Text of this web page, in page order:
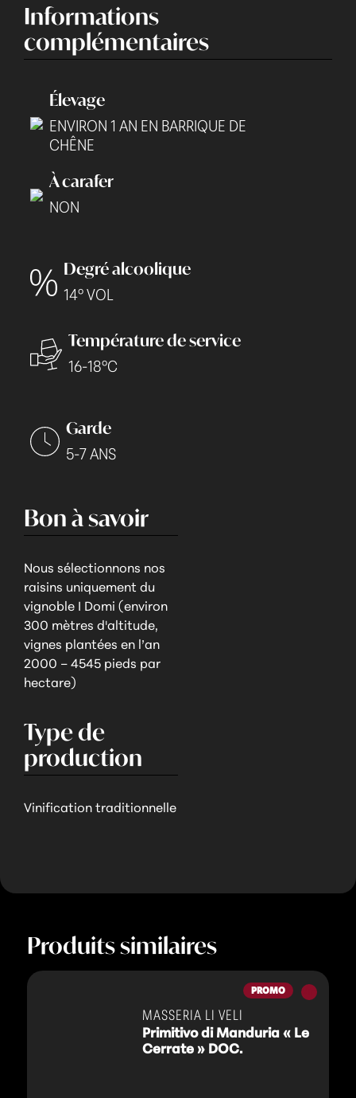
Informations
complémentaires
Élevage
ENVIRON 1 AN EN BARRIQUE DE
CHÊNE
À carafer
NON
Degré alcoolique
14° VOL
Température de service
16-18°C
Garde
5-7 ANS
Bon à savoir
Nous sélectionnons nos
raisins uniquement du
vignoble I Domi (environ
300 mètres d'altitude,
vignes plantées en l’an
2000 – 4545 pieds par
hectare)
Type de
production
Vinification traditionnelle
Produits similaires
Vins
rouges
PROMO
MASSERIA LI VELI
Primitivo di Manduria « Le
Cerrate » DOC.